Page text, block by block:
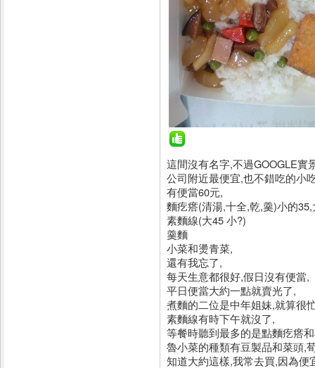
這間沒有名字,不過GOOGLE實
公司附近最便宜,也不錯吃的小
有便當60元,
麵疙瘩(清湯,十全,乾,羹)小的
素麵線(大45 小?)
羹麵
小菜和燙青菜,
還有我忘了,
每天生意都很好,假日沒有便當,
平日便當大約一點就賣光了,
煮麵的二位是中年姐妹,就算很
素麵線有時下午就沒了,
等餐時聽到最多的是點麵疙瘩
魯小菜的種類有豆製品和菜頭,
知道大約這樣,我常去買,因為便